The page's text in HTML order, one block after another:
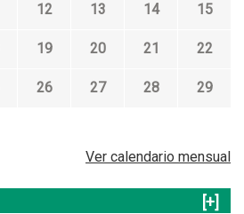
12 13 14 15
19 20 21 22
26 27 28 29
Ver calendario mensual
[+]